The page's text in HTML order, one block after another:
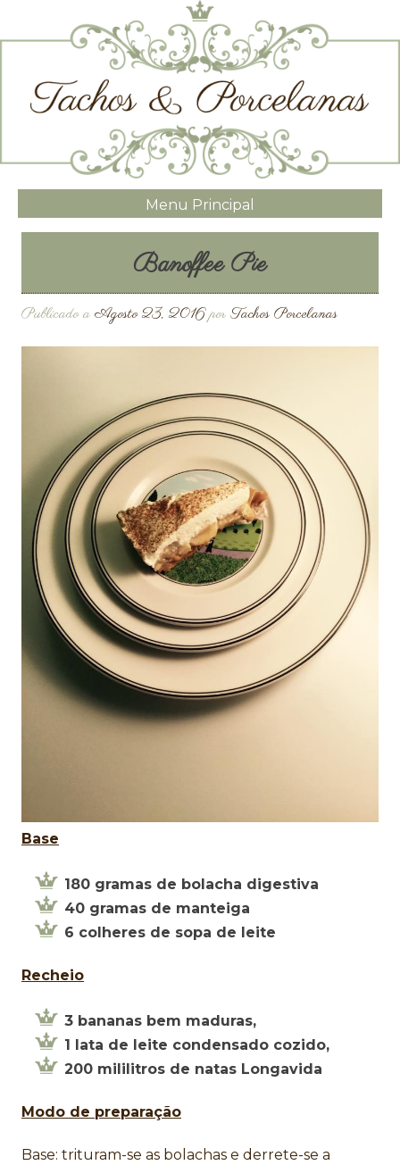
Menu Principal
Banoffee Pie
Publicado a Agosto 23, 2016por Tachos Porcelanas
Base
180 gramas de bolacha digestiva
40 gramas de manteiga
6 colheres de sopa de leite
Recheio
3 bananas bem maduras,
1 lata de leite condensado cozido,
200 mililitros de natas Longavida
Modo de preparação
Base: trituram-se as bolachas e derrete-se a